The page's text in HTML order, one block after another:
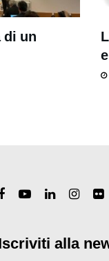
di un
alla